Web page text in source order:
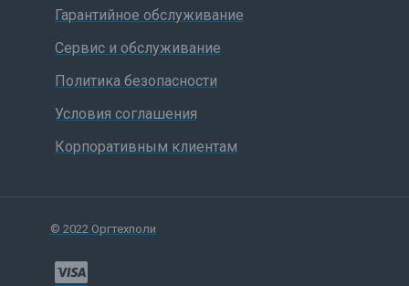
Гарантийное обслуживание
Сервис и обслуживание
Политика безопасности
Условия соглашения
Корпоративным клиентам
© 2022 Оргтехполи